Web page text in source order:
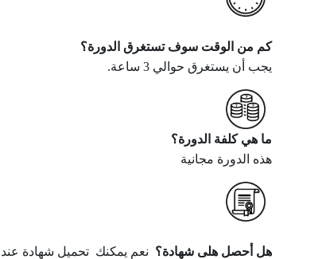
كم من الوقت سوف تستغرق الدورة؟
يجب أن يستغرق حوالي 3 ساعة
.
ما هي كلفة الدورة؟
هذه الدورة مجانية
هل أحصل هلى شهادة؟ نعم يمكنك تحميل شهادة